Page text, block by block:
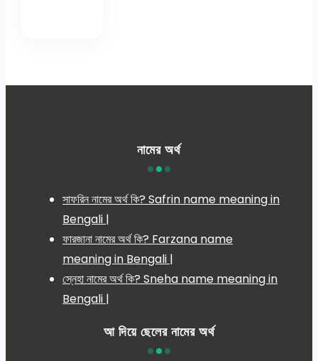
নামের অর্থ
সাফরিন নামের অর্থ কি? Safrin name meaning in
Bengali |
ফারজানা নামের অর্থ কি? Farzana name
meaning in Bengali |
স্নেহা নামের অর্থ কি? Sneha name meaning in
Bengali |
আ দিয়ে ছেলের নামের অর্থ